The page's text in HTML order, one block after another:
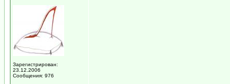
Зарегистрирован:
23.12.2006
Сообщения: 976